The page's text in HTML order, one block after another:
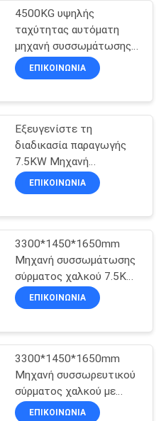
4500KG υψηλής
ταχύτητας αυτόματη
μηχανή συσσωμάτωσης
σύρματος χαλκού για την
παραγωγή ηλεκτρικού
ΕΠΙΚΟΙΝΩΝΊΑ
Εξευγενίστε τη
διαδικασία παραγωγής
7.5KW Μηχανή
τυλίγματος χαλκού
3300*1450*1650m
ΕΠΙΚΟΙΝΩΝΊΑ
3300*1450*1650mm
Μηχανή συσσωμάτωσης
σύρματος χαλκού 7.5KW
αυτόματη τροφοδοσία
ΕΠΙΚΟΙΝΩΝΊΑ
3300*1450*1650mm
Μηχανή συσσωρευτικού
σύρματος χαλκού με
ηλεκτρική πηγή ισχύος
ΕΠΙΚΟΙΝΩΝΊΑ